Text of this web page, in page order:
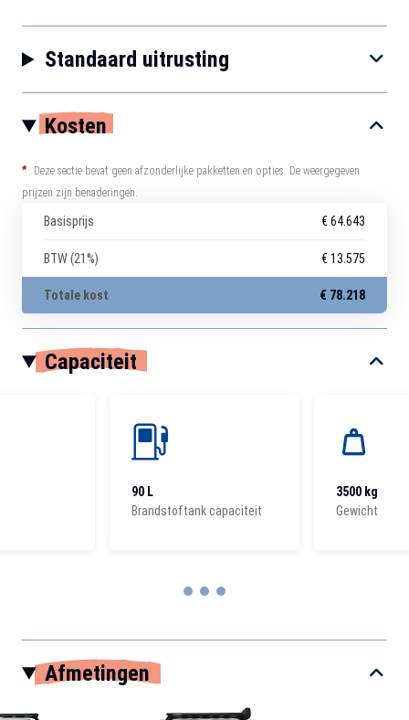
Standaard uitrusting
Kosten
*
Deze sectie bevat geen afzonderlijke pakketten en opties. De weergegeven
prijzen zijn benaderingen.
Basisprijs € 64.643
BTW (21%) € 13.575
Totale kost € 78.218
Capaciteit
90 L
Brandstoftank capaciteit
3500 kg
Gewicht
Afmetingen